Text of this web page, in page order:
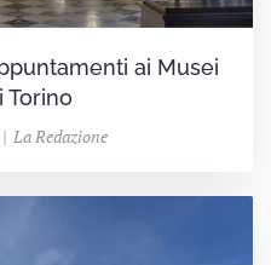
ai Musei
Torino
La Redazione